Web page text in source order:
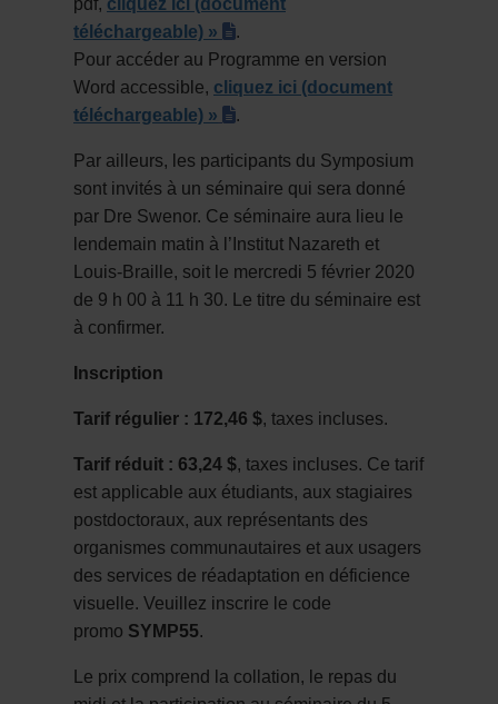
pdf, cliquez ici
(document
téléchargeable) »
(pdf)
.
Pour accéder au Programme en version
Word accessibl e, cliquez ici (document
téléchargeable) »
(docx)
.
Par ailleurs, les participants du Symposium
sont invités à un séminaire qui sera donné
par Dre Swenor. Ce séminaire aura lieu le
lendemain matin à l’Institut Nazareth et
Louis-Braille, soit le mercredi 5 février 2020
de 9 h 00 à 11 h 30. Le titre du séminaire est
à confirmer.
Inscription
Tarif régulier : 172,46 $, taxes incluses.
Tarif réduit : 63,24 $, taxes incluses. Ce tarif
est applicable aux étudiants, aux stagiaires
postdoctoraux, aux représentants des
organismes communautaires et aux usagers
des services de réadaptation en déficience
visuelle. Veuillez inscrire le code
promo SYMP55.
Le prix comprend la collation, le repas du